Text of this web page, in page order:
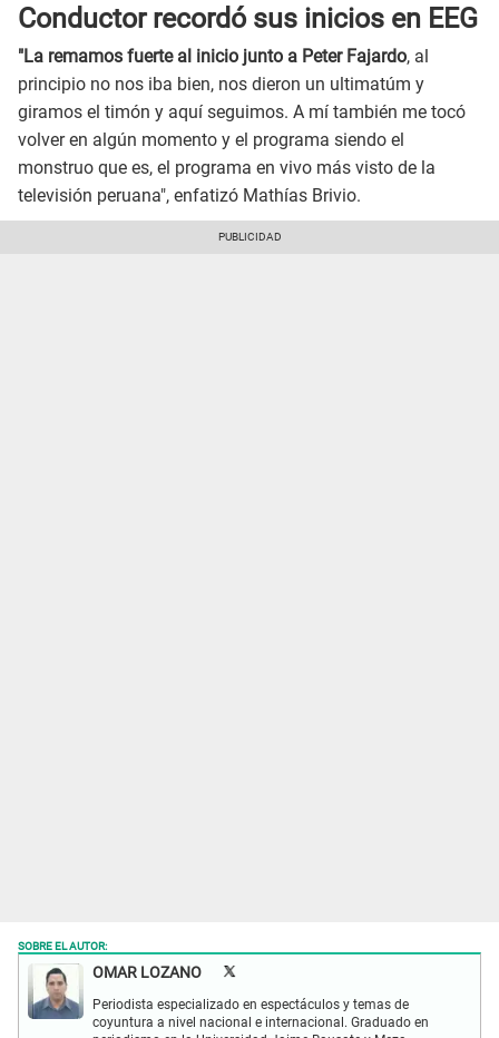
Conductor recordó sus inicios en EEG
"La remamos fuerte al inicio junto a Peter Fajardo, al
principio no nos iba bien, nos dieron un ultimatúm y
giramos el timón y aquí seguimos. A mí también me tocó
volver en algún momento y el programa siendo el
monstruo que es, el programa en vivo más visto de la
televisión peruana", enfatizó Mathías Brivio.
SOBRE EL AUTOR:
OMAR LOZANO
Periodista especializado en espectáculos y temas de
coyuntura a nivel nacional e internacional. Graduado en